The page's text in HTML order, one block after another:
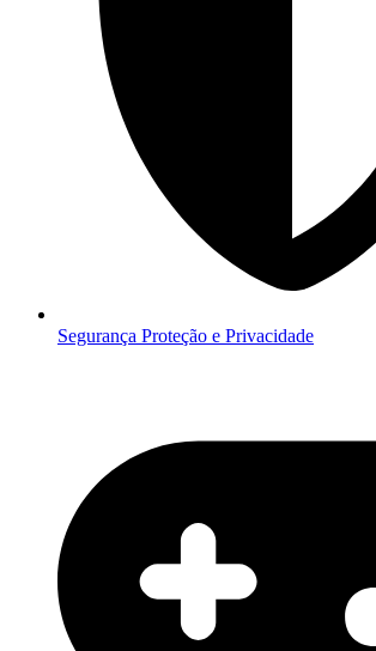
Segurança Proteção e Privacidade